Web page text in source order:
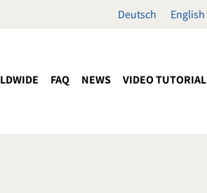
Deutsch English
FAQ NEWS VIDEO TUTORIAL